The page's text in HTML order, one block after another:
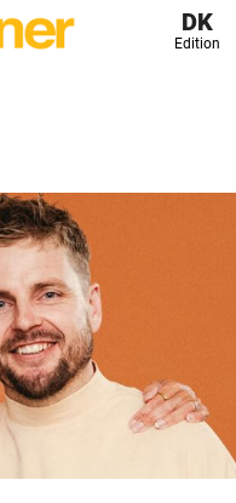
DK
Edition